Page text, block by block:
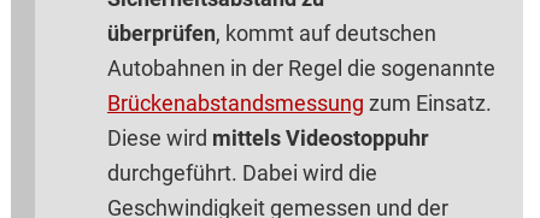
überprüfen, kommt auf deutschen
Autobahnen in der Regel die sogenannte
Brückenabstandsmessung zum Einsatz.
Diese wird mittels Videostoppuhr
durchgeführt. Dabei wird die
Geschwindigkeit gemessen und der